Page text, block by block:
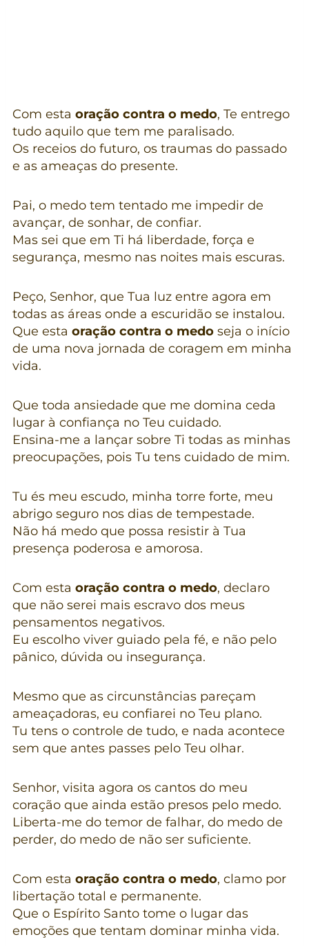
Com esta oração contra o medo, Te entrego
tudo aquilo que tem me paralisado.
Os receios do futuro, os traumas do passado
e as ameaças do presente.
Pai, o medo tem tentado me impedir de
avançar, de sonhar, de confiar.
Mas sei que em Ti há liberdade, força e
segurança, mesmo nas noites mais escuras.
Peço, Senhor, que Tua luz entre agora em
todas as áreas onde a escuridão se instalou.
Que esta oração contra o medoseja o início
de uma nova jornada de coragem em minha
vida.
Que toda ansiedade que me domina ceda
lugar à confiança no Teu cuidado.
Ensina-me a lançar sobre Ti todas as minhas
preocupações, pois Tu tens cuidado de mim.
Tu és meu escudo, minha torre forte, meu
abrigo seguro nos dias de tempestade.
Não há medo que possa resistir à Tua
presença poderosa e amorosa.
Com esta oração contra o medo, declaro
que não serei mais escravo dos meus
pensamentos negativos.
Eu escolho viver guiado pela fé, e não pelo
pânico, dúvida ou insegurança.
Mesmo que as circunstâncias pareçam
ameaçadoras, eu confiarei no Teu plano.
Tu tens o controle de tudo, e nada acontece
sem que antes passes pelo Teu olhar.
Senhor, visita agora os cantos do meu
coração que ainda estão presos pelo medo.
Liberta-me do temor de falhar, do medo de
perder, do medo de não ser suficiente.
Com esta oração contra o medo, clamo por
libertação total e permanente.
Que o Espírito Santo tome o lugar das
emoções que tentam dominar minha vida.